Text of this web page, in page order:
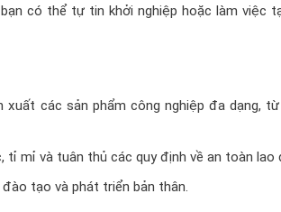
có thể tự tin khởi nghiệp hoặc làm việc
các sản phẩm công nghiệp đa dạng,
tỉ mỉ và tuân thủ các quy định về an toàn lao
tạo và phát triển bản thân.